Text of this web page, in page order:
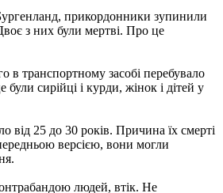
прикордонники зупинили
з них були мертві. Про це
в транспортному засобі перебувало
сирійці і курди, жінок і дітей у
від 25 до 30 років. Причина їх смерті
версією, вони могли
людей, втік. Не